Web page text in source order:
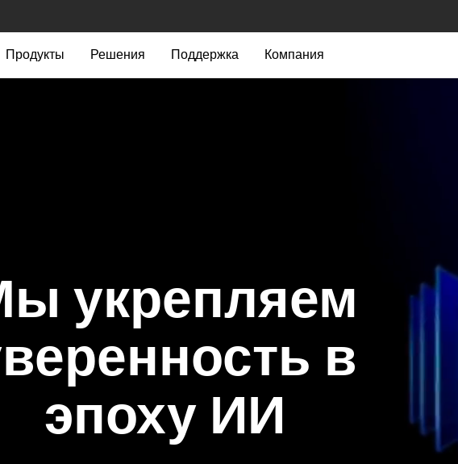
Продукты Решения Поддержка Компания
укрепляем
в
эпоху ИИ